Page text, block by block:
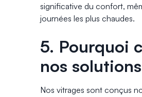
significative du confort,
journées les plus chaudes.
5. Pourquoi
nos
Nos vitrages sont conçus